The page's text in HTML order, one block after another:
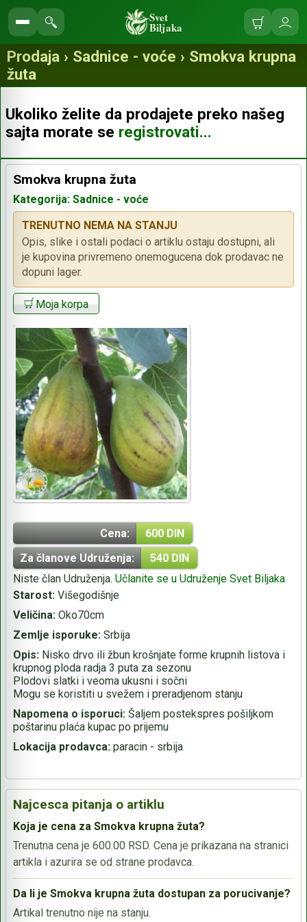
Pretraga
prodavnice
Svet
Biljaka Korpa
se
Prodaja › Sadnice - voće › Smokva krupna
žuta
Ukoliko želite da prodajete preko našeg
sajta morate se registrovati...
Smokva krupna žuta
Kategorija: Sadnice - voće
TRENUTNO NEMA NA STANJU
Opis, slike i ostali podaci o artiklu ostaju dostupni, ali
je kupovina privremeno onemogucena dok prodavac ne
dopuni lager.
Moja korpa
Cena:
600 DIN
Za članove Udruženja:
540 DIN
Niste član Udruženja. Učlanite se u Udruženje Svet Biljaka
Starost: Višegodišnje
Veličina: Oko70cm
Zemlje isporuke: Srbija
Opis: Nisko drvo ili žbun krošnjate forme krupnih listova i
krupnog ploda radja 3 puta za sezonu
Plodovi slatki i veoma ukusni i sočni
Mogu se koristiti u svežem i preradjenom stanju
Napomena o isporuci: Šaljem postekspres pošiljkom
poštarinu plaća kupac po prijemu
Lokacija prodavca: paracin - srbija
Najcesca pitanja o artiklu
Koja je cena za Smokva krupna žuta?
Trenutna cena je 600.00 RSD. Cena je prikazana na stranici
artikla i azurira se od strane prodavca.
Da li je Smokva krupna žuta dostupan za porucivanje?
Artikal trenutno nije na stanju.